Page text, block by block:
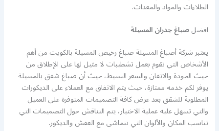
الطلاءات والمواد والمعدات.
افضلصباغ جدران المسيلة
يعتبر شركة أصباغ المسيلة صباغ رخيص المسيلة بالكويت من أهم
الأشخاص التي تقوم بعمل تشطيبات لا مثيل لها على الإطلاق من
حيث الجودة والاتقان والسعر البسيط، حيث أن صباغ شقق بالمسيلة
يوفر لكم خدمه ممتازة، حيث يتم الاتفاق مع العملاء على الديكورات
المطلوبة للشقق بعد عرض كافة التصميمات المتوفرة على العميل
والتي تسهل عليه عملية الاختيار، يتم التناقش حول التصميمات التي
تناسب المكان والألوان التي تتماشى مع العفش والديكور.